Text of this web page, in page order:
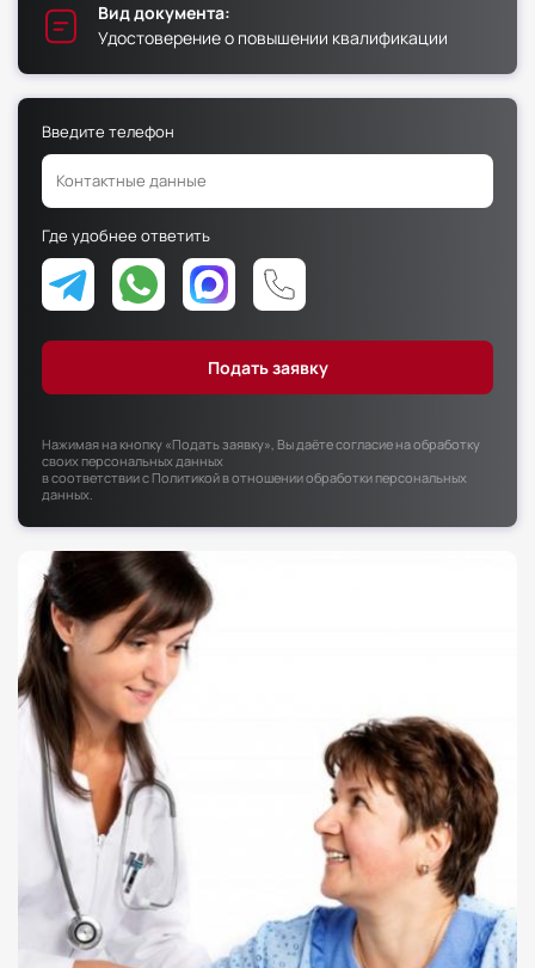
Факультет физической культуры и спорта
Юридический факультет
Факультет менеджмента и экономики
Факультет педагогики
Факультет психологии
Вид документа:
Удостоверение о повышении квалификации
Введите телефон
Где удобнее ответить
Нажимая на кнопку «Подать заявку», Вы даёте согласие на обработку
своих персональных данных
в соответствии сПолитикой в отношении обработки персональных
данных.